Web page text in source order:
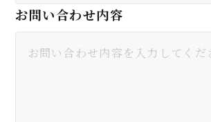
お問い合わせ内容